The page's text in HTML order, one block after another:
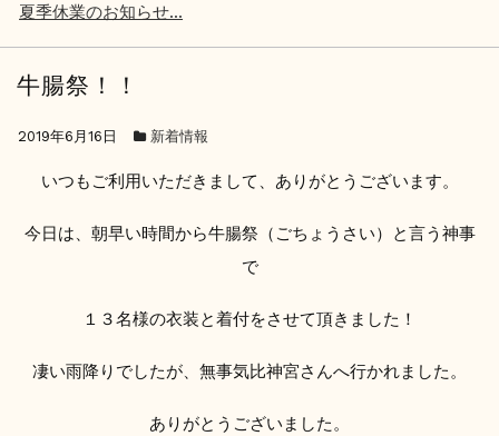
夏季休業のお知らせ...
牛腸祭！！
2019年6月16日 新着情報
いつもご利用いただきまして、ありがとうございます。
今日は、朝早い時間から牛腸祭（ごちょうさい）と言う神事
で
１３名様の衣装と着付をさせて頂きました！
凄い雨降りでしたが、無事気比神宮さんへ行かれました。
ありがとうございました。